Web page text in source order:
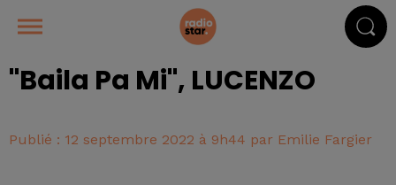
"Baila Pa Mi", LUCENZO
Publié : 12 septembre 2022 à 9h44 par Emilie Fargier